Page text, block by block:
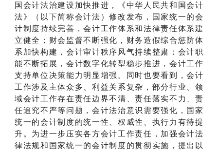
国会计法治建设加快推进，《中华人民共和国会计
法》（以下简称会计法）修改发布，国家统一的会
计制度持续完善，会计工作体系和法律责任体系建
立健全；财会监督不断强化，财务造假综合惩防体
系加快构建，会计审计秩序风气持续整肃；会计职
能不断拓展，会计数字化转型稳步推进，会计工作
支持单位决策能力明显增强。同时也要看到，会计
工作涉及主体众多、利益关系复杂，部分行业、领
域会计工作存在责任边界不清、责任落实不力、责
任追究不严等问题，会计法治意识需要强化，国家
统一的会计制度的统一性、权威性、执行力有待提
升。为进一步压实各方会计工作责任，加强会计法
律法规和国家统一的会计制度的贯彻实施，提出以